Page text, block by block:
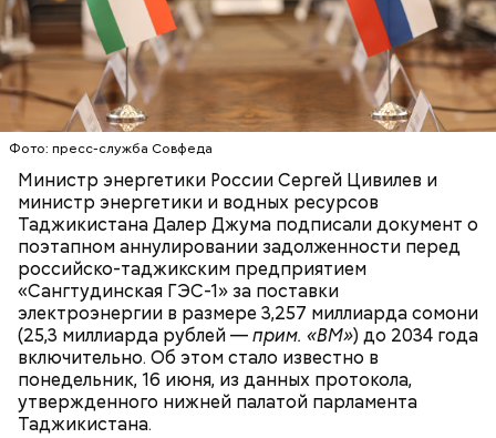
Фото: пресс-служба Совфеда
Министр энергетики России Сергей Цивилев и
министр энергетики и водных ресурсов
Таджикистана Далер Джума подписали документ о
поэтапном аннулировании задолженности перед
российско-таджикским предприятием
«Сангтудинская ГЭС-1» за поставки
электроэнергии в размере 3,257 миллиарда сомони
(25,3 миллиарда рублей —прим. «ВМ») до 2034 года
включительно. Об этом стало известно в
понедельник, 16 июня, из данных протокола,
утвержденного нижней палатой парламента
Таджикистана.
Более чем полгода о Елизавете Цурковой не было
ничего известно, пока 14 ноября 2023 года
На видео ученая призналась, что участвовала в
подрывной работе в пользу спецслужб Израиля.
Женщина заявила, что является агентом ЦРУ и
«Моссада» и специально приехала в Сирию в 2019
году, чтобы наладить связи между Израилем и
антиправительственными силами. Цуркова
отметила, что в дальнейшем она отправилась с
подрывной миссией в Ирак. Ее основная задача
состояла «в разжигании вражды между шиитами»
(сторонниками одного из направлений ислама).